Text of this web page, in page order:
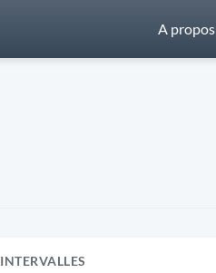
A propos
INTERVALLES